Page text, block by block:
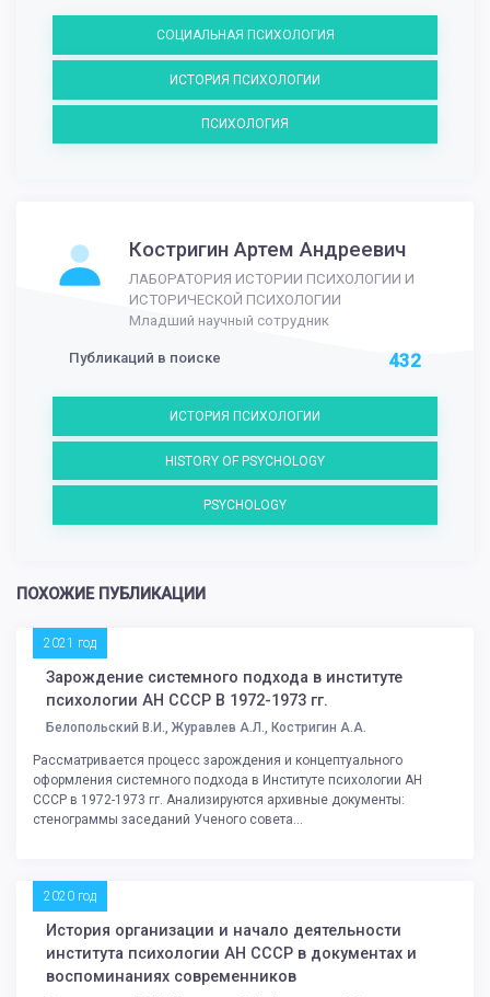
СОЦИАЛЬНАЯ ПСИХОЛОГИЯ
ИСТОРИЯ ПСИХОЛОГИИ
ПСИХОЛОГИЯ
Костригин Артем Андреевич
ЛАБОРАТОРИЯ ИСТОРИИ ПСИХОЛОГИИ И
ИСТОРИЧЕСКОЙ ПСИХОЛОГИИ
Младший научный сотрудник
Публикаций в поиске 432
ИСТОРИЯ ПСИХОЛОГИИ
HISTORY OF PSYCHOLOGY
PSYCHOLOGY
ПОХОЖИЕ ПУБЛИКАЦИИ
2021 год
Зарождение системного подхода в институте
психологии АН СССР В 1972-1973 гг.
Белопольский В.И., Журавлев А.Л., Костригин А.А.
Рассматривается процесс зарождения и концептуального
оформления системного подхода в Институте психологии АН
СССР в 1972-1973 гг. Анализируются архивные документы:
стенограммы заседаний Ученого совета...
2020 год
История организации и начало деятельности
института психологии АН СССР в документах и
воспоминаниях современников